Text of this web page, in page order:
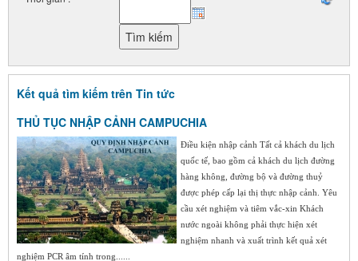
Kết quả tìm kiếm trên Tin tức
THỦ TỤC NHẬP CẢNH CAMPUCHIA
Điều kiện nhập cảnh Tất cả khách du lịch
quốc tế, bao gồm cả khách du lịch đường
hàng không, đường bộ và đường thuỷ
được phép cấp lại thị thực nhập cảnh. Yêu
cầu xét nghiệm và tiêm vắc-xin Khách
nước ngoài không phải thực hiện xét
nghiệm nhanh và xuất trình kết quả xét
nghiệm PCR âm tính trong......